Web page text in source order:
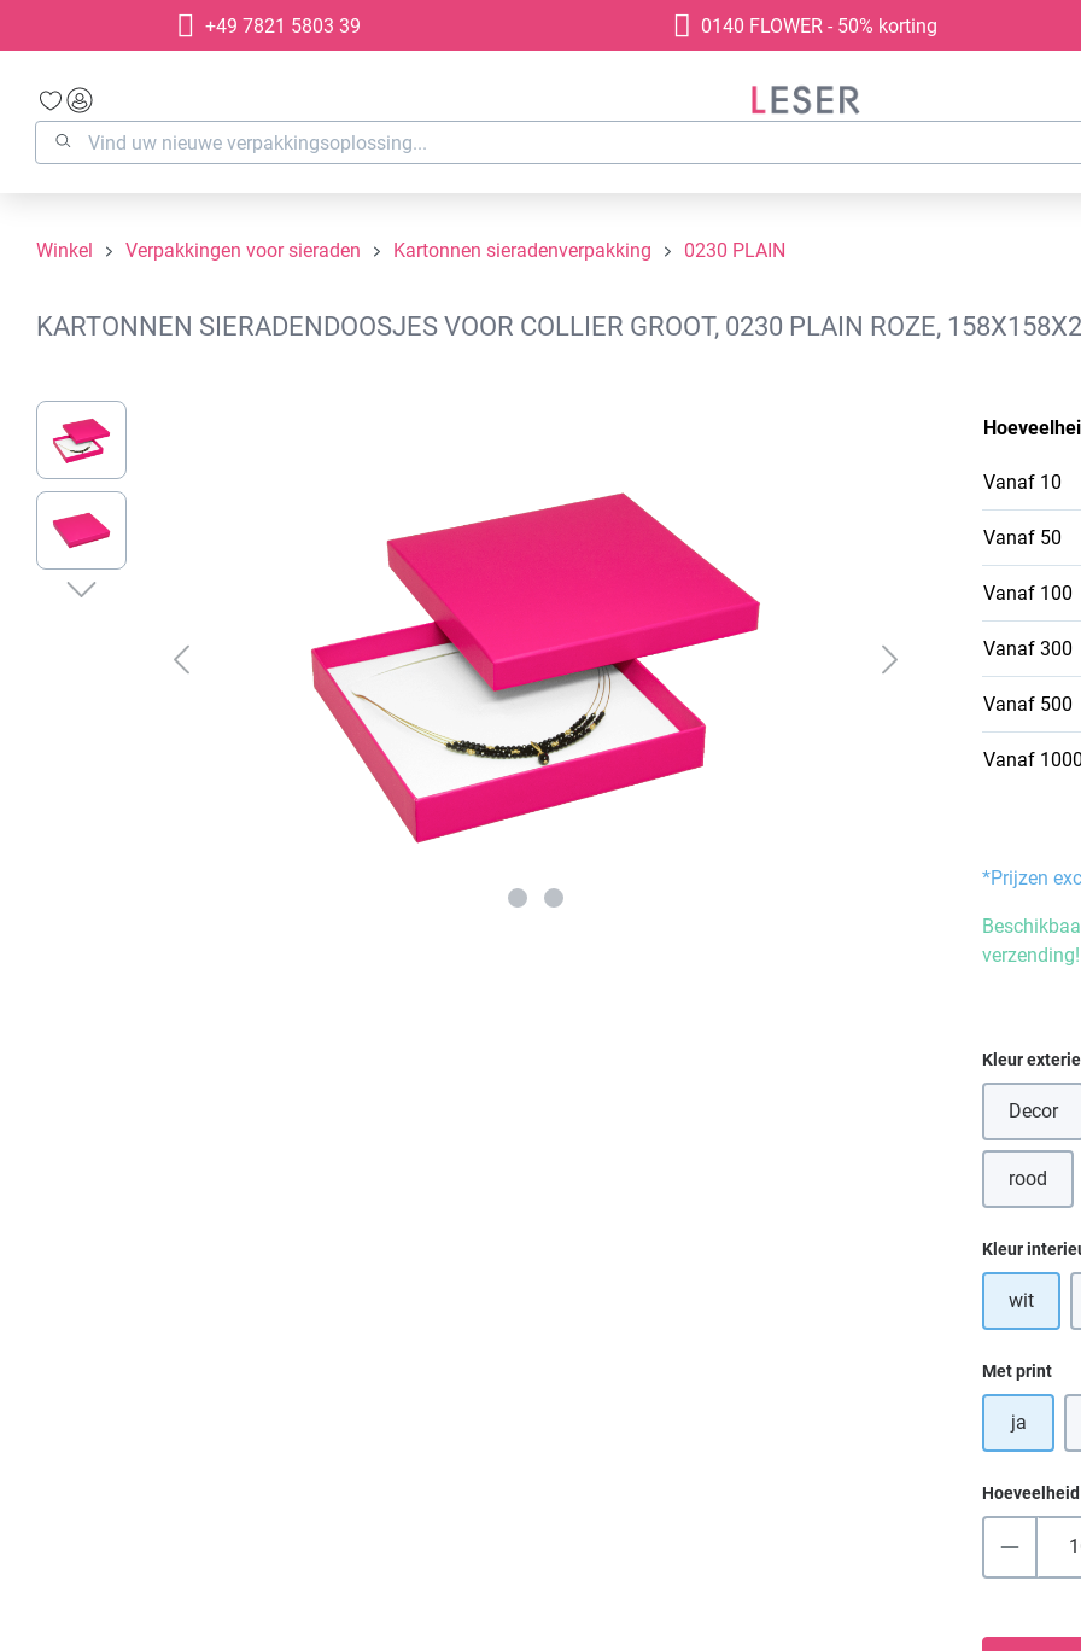
Ga naar de hoofdnavigatie
+49 7821 5803 39 0140 FLOWER - 50% korting
Winkel Verpakkingen voor sieraden Kartonnen sieradenverpakking 0230 PLAIN
KARTONNEN SIERADENDOOSJES VOOR COLLIER GROOT, 0230 PLAIN ROZE,
Afbeeldingengalerij overslaan
Vanaf 10
Vanaf 50
Vanaf 100
Vanaf 300
Vanaf 500
Vanaf 1000
*Prijzen
verzending!
Selecteer
Kleur
Decor
(Deze
rood(Deze
Selecteer
Kleur
wit
Selecteer
Met print
ja
Hoeveelheid